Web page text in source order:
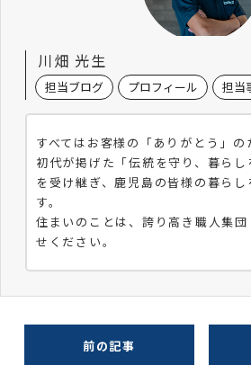
川畑 光生
担当ブログ プロフィール 担当
すべてはお客様の「ありがとう」の
初代が掲げた「伝統を守り、暮ら
を受け継ぎ、鹿児島の皆様の暮ら
す。
住まいのことは、誇り高き職人集
せください。
前の記事